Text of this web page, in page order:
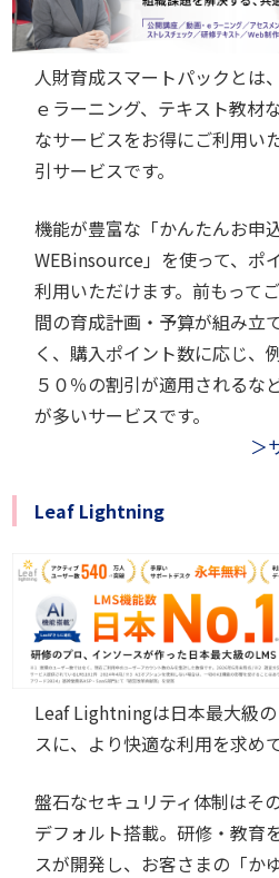
人財育成スマートパックとは
ｅラーニング、テキスト教材
なサービスをお得にご利用い
引サービスです。
機能が豊富な「かんたんお申
WEBinsource」を使って、ポ
利用いただけます。前もって
間の育成計画・予算が組み立
く、購入ポイント数に応じ、
５０％の割引が適用されるな
が多いサービスです。
＞
Leaf Lightning
Leaf Lightningは日本最大級
スに、より快適な利用を求め
盤石なセキュリティ体制はそ
デフォルト搭載。研修・教育
スが開発し、お客さまの「か